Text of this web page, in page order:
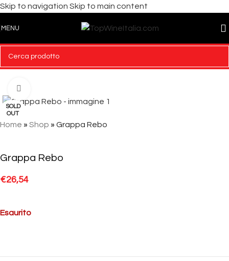
Skip to navigation Skip to main content
MENU
SOLD
OUT
Home » Shop » Grappa Rebo
Grappa Rebo
€26,54
Esaurito